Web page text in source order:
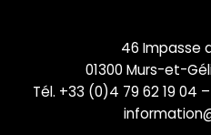
46 Impasse
01300 Murs-et-
Tél. +33 (0)4 79 62 19 04